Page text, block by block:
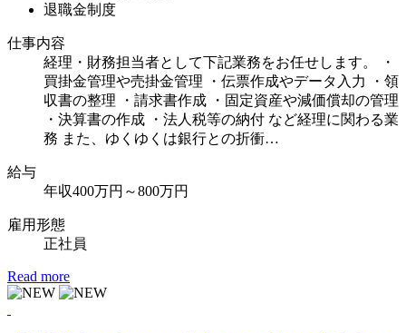
退職金制度
仕事内容
経理・財務担当者として下記業務をお任せします。 ・
買掛金管理や売掛金管理 ・伝票作成やデータ入力 ・領
収書の整理 ・請求書作成 ・固定資産や減価償却の管理
・決算書の作成 ・法人税等の納付 など経理に関わる業
務 また、ゆくゆくは銀行との折衝…
給与
年収400万円～800万円
雇用形態
正社員
Read more